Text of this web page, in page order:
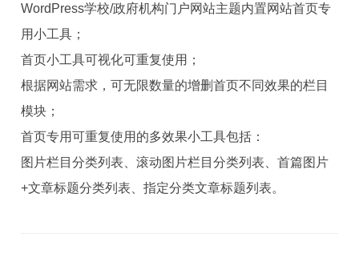
WordPress学校/政府机构门户网站主题内置网站首页专
用小工具；
首页小工具可视化可重复使用；
根据网站需求，可无限数量的增删首页不同效果的栏目
模块；
首页专用可重复使用的多效果小工具包括：
图片栏目分类列表、滚动图片栏目分类列表、首篇图片
+文章标题分类列表、指定分类文章标题列表。